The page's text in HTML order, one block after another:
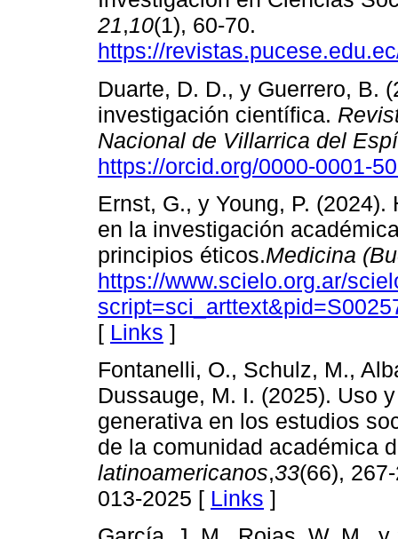
21,10(1), 60-70.
https://
Duarte, D. D., y Guerrero, B.
investigación científica.
Nacional de Villarrica del
https://orcid.org/0000-0001-
Ernst, G., y Young, P.
en la investigación
principios éticos.Medicina
https://www.scielo.org.ar/
[ Links ]
Fontanelli, O., Schulz, M.,
Dussauge, M. I. (2025). Uso
generativa en los estudios
de la comunidad académica
latinoamericanos,33(66),
013-2025 [ Links ]